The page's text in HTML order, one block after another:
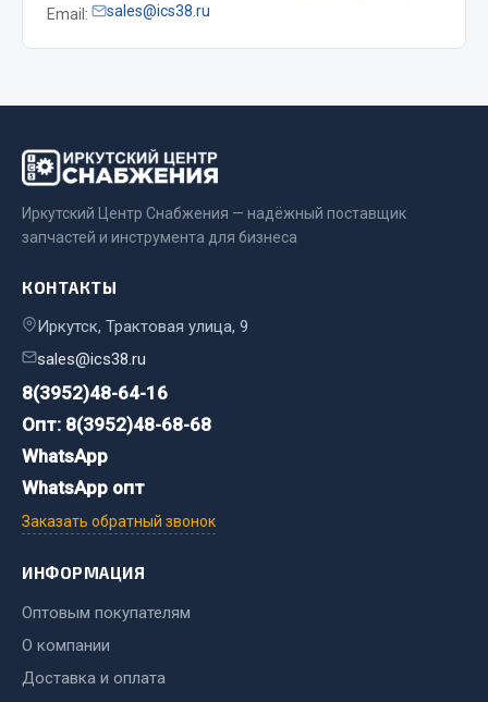
Крепежный инструмент
Слесарный инструмент
Показать ещё
Весь раздел
Цепи подъёмные
Весь раздел
РТИ
Кольца уплотнительные
Лента конвейерная
Паронит
Email:
sales@ics38.ru
Иркутский Центр Снабжения — надёжный поставщик
запчастей и инструмента для бизнеса
КОНТАКТЫ
Иркутск, Трактовая улица, 9
sales@ics38.ru
8(3952)48-64-16
Опт: 8(3952)48-68-68
WhatsApp
WhatsApp опт
Заказать обратный звонок
ИНФОРМАЦИЯ
Оптовым покупателям
О компании
Доставка и оплата